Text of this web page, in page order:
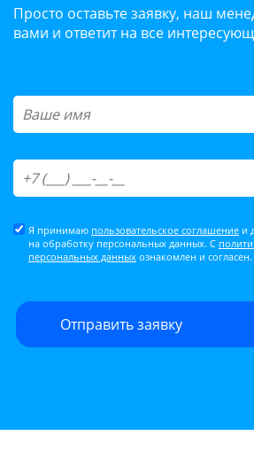
Просто оставьте заявку, наш
вами и ответит на все
Я принимаю пользовательское соглашение и
на обработку персональных данных. С
персональных данных ознакомлен и согласен.